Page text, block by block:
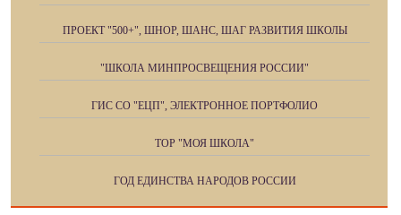
ПРОЕКТ "500+", ШНОР, ШАНС, ШАГ РАЗВИТИЯ ШКОЛЫ
"ШКОЛА МИНПРОСВЕЩЕНИЯ РОССИИ"
ГИС СО "ЕЦП", ЭЛЕКТРОННОЕ ПОРТФОЛИО
ТОР "МОЯ ШКОЛА"
ГОД ЕДИНСТВА НАРОДОВ РОССИИ